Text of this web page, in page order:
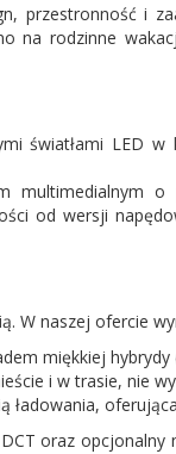
przestronność i
rodzinne
światłami LED
multimedialnym
od wersji
W naszej ofercie
miękkiej hybrydy
i w trasie, nie
ładowania,
oraz